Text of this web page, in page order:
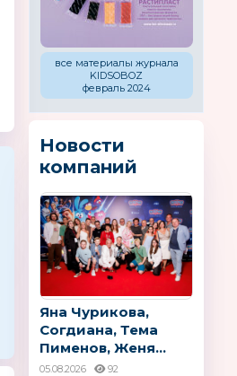
все материалы журнала
KIDSOBOZ
февраль 2024
Новости
компаний
Яна Чурикова,
Согдиана, Тема
Пименов, Женя...
05.08.2026 92